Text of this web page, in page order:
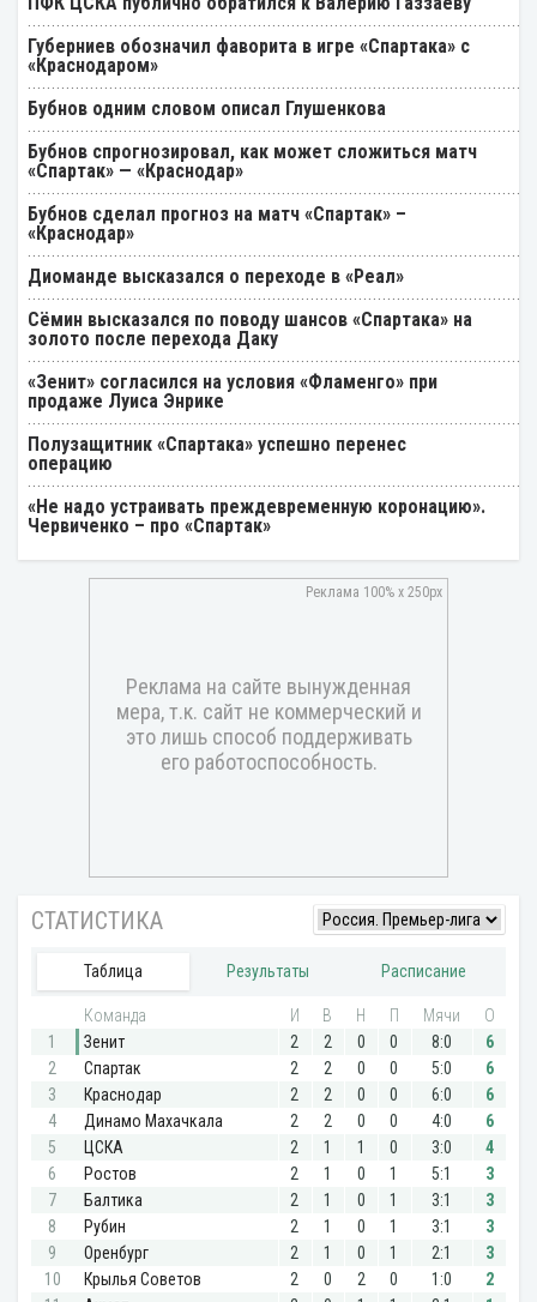
Губерниев обозначил фаворита в игре «Спартака» с
«Краснодаром»
Бубнов одним словом описал Глушенкова
Бубнов спрогнозировал, как может сложиться матч
«Спартак» — «Краснодар»
Бубнов сделал прогноз на матч «Спартак» –
«Краснодар»
Диоманде высказался о переходе в «Реал»
Cёмин высказался по поводу шансов «Спартака» на
золото после перехода Даку
«Зенит» согласился на условия «Фламенго» при
продаже Луиса Энрике
Полузащитник «Спартака» успешно перенес
операцию
«Не надо устраивать преждевременную коронацию».
Червиченко – про «Спартак»